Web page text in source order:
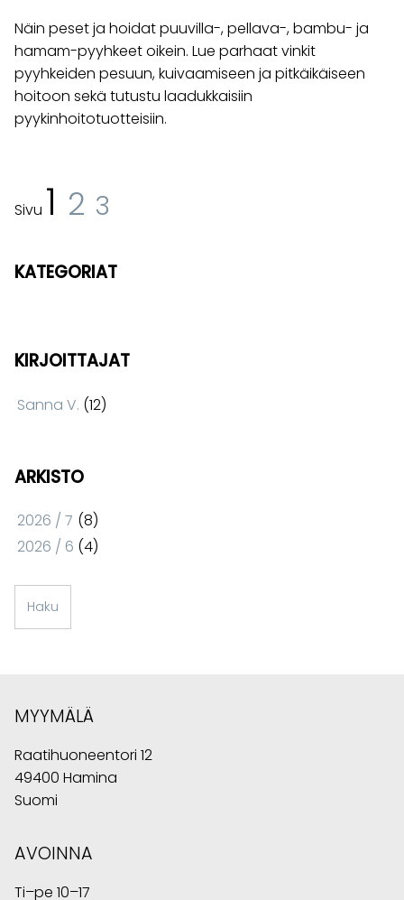
Näin peset ja hoidat puuvilla-, pellava-, bambu- ja
hamam-pyyhkeet oikein. Lue parhaat vinkit
pyyhkeiden pesuun, kuivaamiseen ja pitkäikäiseen
hoitoon sekä tutustu laadukkaisiin
pyykinhoitotuotteisiin.
Sivu 1 2 3
KATEGORIAT
KIRJOITTAJAT
Sanna V. (12)
ARKISTO
2026 / 7 (8)
2026 / 6 (4)
Haku
MYYMÄLÄ
Raatihuoneentori 12
49400 Hamina
Suomi
AVOINNA
Ti–pe 10–17